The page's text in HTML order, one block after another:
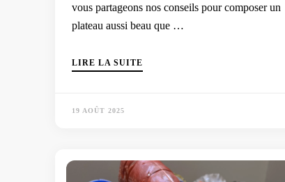
vous partageons nos conseils pour composer un
plateau aussi beau que …
LIRE LA SUITE
19 AOÛT 2025